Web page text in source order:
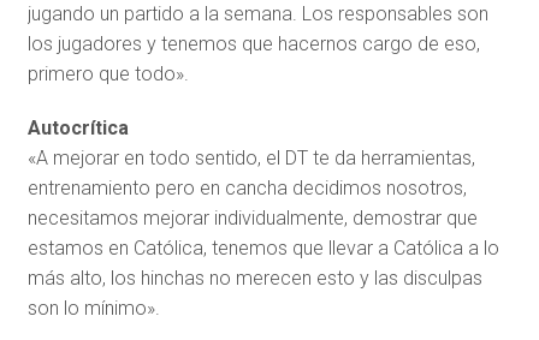
jugando un partido a la semana. Los responsables son
los jugadores y tenemos que hacernos cargo de eso,
primero que todo».
Autocrítica
«A mejorar en todo sentido, el DT te da herramientas,
entrenamiento pero en cancha decidimos nosotros,
necesitamos mejorar individualmente, demostrar que
estamos en Católica, tenemos que llevar a Católica a lo
más alto, los hinchas no merecen esto y las disculpas
son lo mínimo».